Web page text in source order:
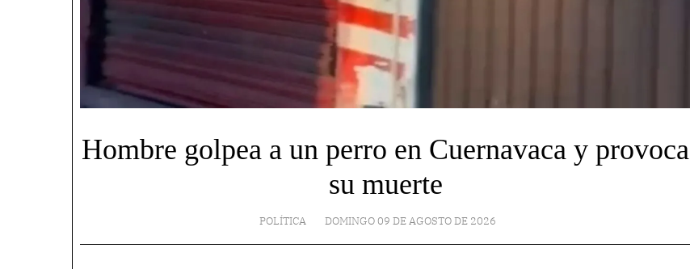
Hombre golpea a un perro en Cuernavaca y provoca
su muerte
POLÍTICA DOMINGO 09 DE AGOSTO DE 2026